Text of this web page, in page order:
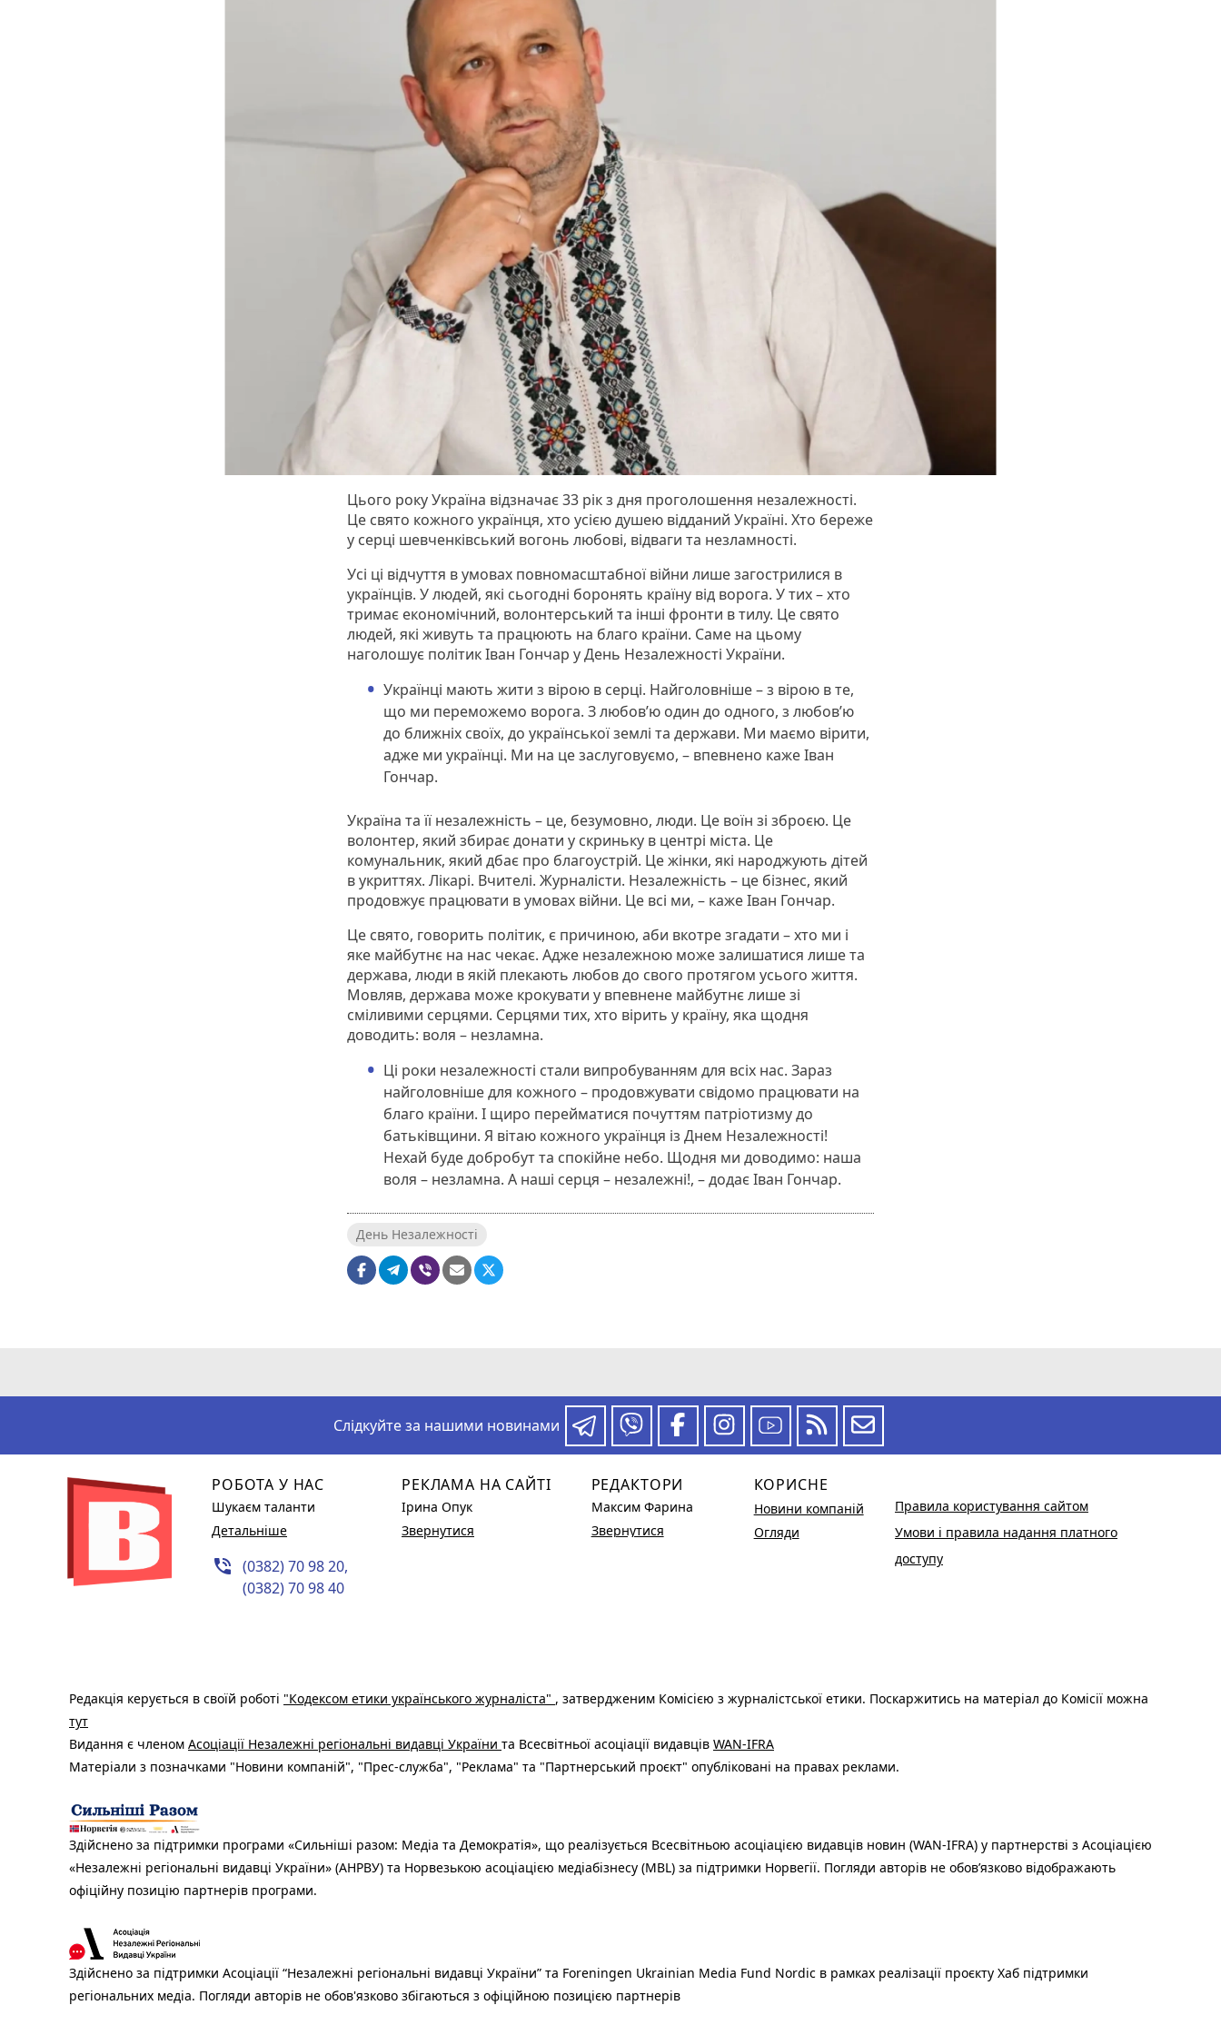
Цього року Україна відзначає 33 рік з дня проголошення незалежності.
Це свято кожного українця, хто усією душею відданий Україні. Хто береже
у серці шевченківський вогонь любові, відваги та незламності.
Усі ці відчуття в умовах повномасштабної війни лише загострилися в
українців. У людей, які сьогодні боронять країну від ворога. У тих – хто
тримає економічний, волонтерський та інші фронти в тилу. Це свято
людей, які живуть та працюють на благо країни. Саме на цьому
наголошує політик Іван Гончар у День Незалежності України.
Українці мають жити з вірою в серці. Найголовніше – з вірою в те,
що ми переможемо ворога. З любов’ю один до одного, з любов’ю
до ближніх своїх, до української землі та держави. Ми маємо вірити,
адже ми українці. Ми на це заслуговуємо, – впевнено каже Іван
Гончар.
Україна та її незалежність – це, безумовно, люди. Це воїн зі зброєю. Це
волонтер, який збирає донати у скриньку в центрі міста. Це
комунальник, який дбає про благоустрій. Це жінки, які народжують дітей
в укриттях. Лікарі. Вчителі. Журналісти. Незалежність – це бізнес, який
продовжує працювати в умовах війни. Це всі ми, – каже Іван Гончар.
Це свято, говорить політик, є причиною, аби вкотре згадати – хто ми і
яке майбутнє на нас чекає. Адже незалежною може залишатися лише та
держава, люди в якій плекають любов до свого протягом усього життя.
Мовляв, держава може крокувати у впевнене майбутнє лише зі
сміливими серцями. Серцями тих, хто вірить у країну, яка щодня
доводить: воля – незламна.
Ці роки незалежності стали випробуванням для всіх нас. Зараз
найголовніше для кожного – продовжувати свідомо працювати на
благо країни. І щиро перейматися почуттям патріотизму до
батьківщини. Я вітаю кожного українця із Днем Незалежності!
Нехай буде добробут та спокійне небо. Щодня ми доводимо: наша
воля – незламна. А наші серця – незалежні!, – додає Іван Гончар.
День Незалежності
Слідкуйте за нашими новинами
РОБОТА У НАС
Шукаєм таланти
Детальніше
phone_in_talk (0382) 70 98 20,
(0382) 70 98 40
РЕКЛАМА НА САЙТІ
Ірина Опук
Звернутися
РЕДАКТОРИ
Максим Фарина
Звернутися
КОРИСНЕ
Новини компаній
Огляди
Правила користування сайтом
Умови і правила надання платного
доступу
Редакція керується в своїй роботі "Кодексом етики українського журналіста" , затвердженим Комісією з журналістської етики. Поскаржитись на матеріал до Комісії можна
тут
Видання є членом Асоціації Незалежні регіональні видавці України та Всесвітньої асоціації видавців WAN-IFRA
Матеріали з позначками "Новини компаній", "Прес-служба", "Реклама" та "Партнерський проєкт" опубліковані на правах реклами.
Здійснено за підтримки програми «Сильніші разом: Медіа та Демократія», що реалізується Всесвітньою асоціацією видавців новин (WAN-IFRA) у партнерстві з Асоціацією
«Незалежні регіональні видавці України» (АНРВУ) та Норвезькою асоціацією медіабізнесу (MBL) за підтримки Норвегії. Погляди авторів не обов’язково відображають
офіційну позицію партнерів програми.
Здійснено за підтримки Асоціації “Незалежні регіональні видавці України” та Foreningen Ukrainian Media Fund Nordic в рамках реалізації проєкту Хаб підтримки
регіональних медіа. Погляди авторів не обов'язково збігаються з офіційною позицією партнерів